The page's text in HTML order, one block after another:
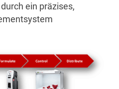
ein präzises,